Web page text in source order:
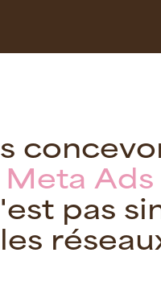
s concevo
Meta Ads
'est pas si
les réseau